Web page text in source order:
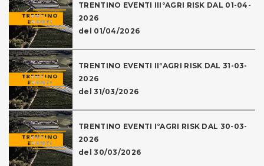
TRENTINO EVENTI III°AGRI RISK DAL 01-04-
2026
del 01/04/2026
TRENTINO EVENTI II°AGRI RISK DAL 31-03-
2026
del 31/03/2026
TRENTINO EVENTI I°AGRI RISK DAL 30-03-
2026
del 30/03/2026